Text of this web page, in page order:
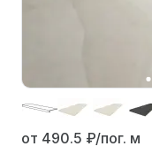
от 490.5 ₽/пог. м